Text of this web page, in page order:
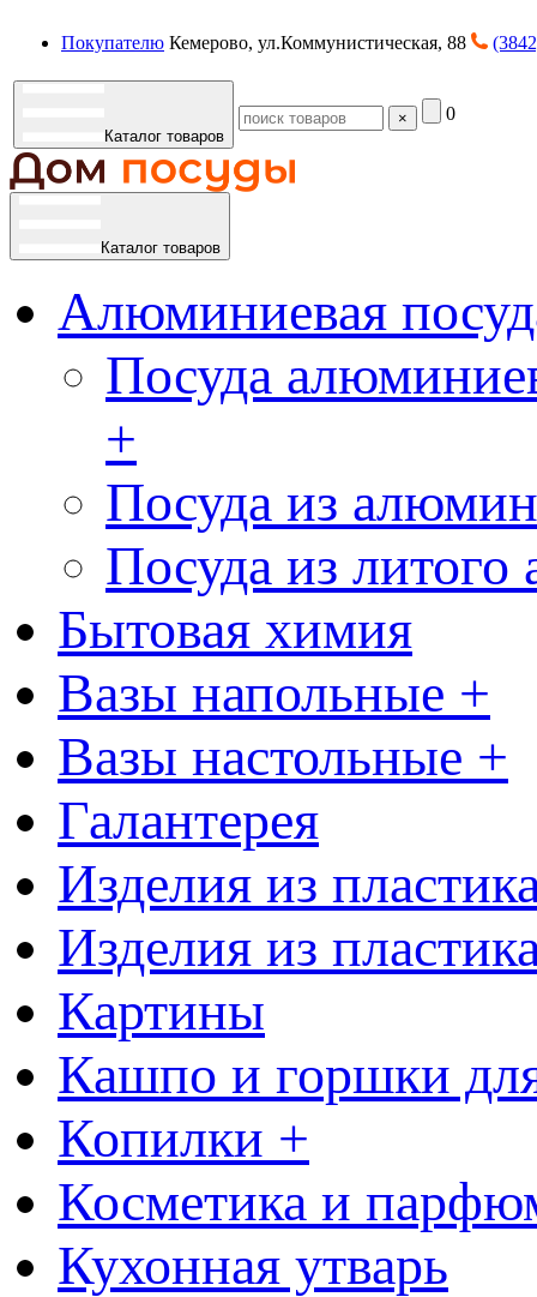
Покупателю Кемерово, ул.Коммунистическая, 88
Каталог товаров
× 0
Каталог товаров
Алюминиевая
Посуда
+
Посуда из
Посуда из
Бытовая химия
Вазы напольные +
Вазы настольные +
Галантерея
Изделия из
Изделия из
Картины
Кашпо и горшки
Копилки +
Косметика и
Кухонная утварь